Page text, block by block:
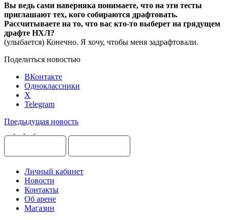
Вы ведь сами наверняка понимаете, что на эти тесты
приглашают тех, кого собираются драфтовать.
Рассчитываете на то, что вас кто-то выберет на грядущем
драфте НХЛ?
(улыбается) Конечно. Я хочу, чтобы меня задрафтовали.
Поделиться новостью
ВКонтакте
Одноклассники
X
Telegram
Предыдущая новость
Личный кабинет
Новости
Контакты
Об арене
Магазин